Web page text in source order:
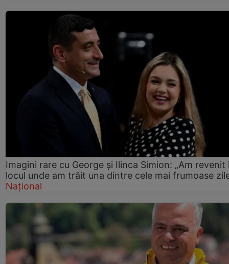
Imagini rare cu George și Ilinca Simion: „Am revenit
locul unde am trăit una dintre cele mai frumoase
Național